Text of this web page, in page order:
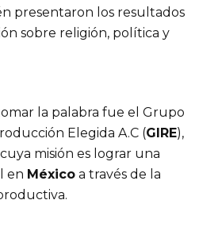
presentaron los resultados
sobre religión, política y
la palabra fue el Grupo
Elegida A.C (GIRE),
misión es lograr una
en México a través de la